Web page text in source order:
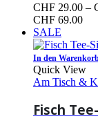
CHF 29.00 –
CHF 69.00
SALE
In den
Quick View
Am Tisch &
Fisch